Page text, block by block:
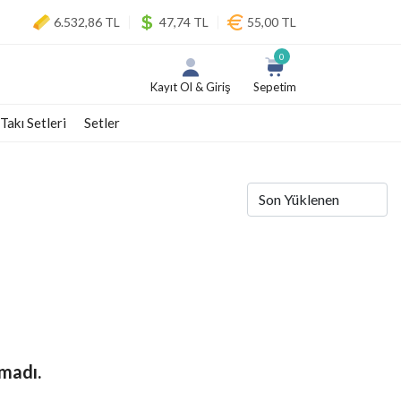
6.532,86 TL 47,74 TL 55,00 TL
Kayıt Ol & Giriş Sepetim
0
Setleri Setler